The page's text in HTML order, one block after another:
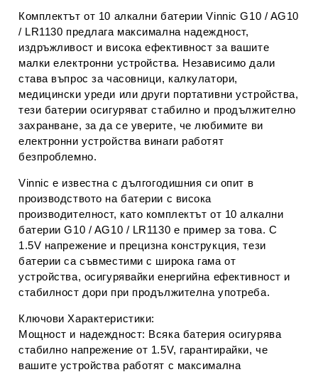
Комплектът от 10 алкални батерииVinnic G10 / AG10
/ LR1130 предлага максимална надеждност,
издръжливост и висока ефективност за вашите
малки електронни устройства. Независимо дали
става въпрос за часовници, калкулатори,
медицински уреди или други портативни устройства,
тези батерии осигуряват стабилно и продължително
захранване, за да се уверите, че любимите ви
електронни устройства винаги работят
безпроблемно.
Vinnic е известна с дългогодишния си опит в
производството на батерии с висока
производителност, като комплектът от 10 алкални
батерии G10 / AG10 / LR1130 е пример за това. С
1.5V напрежение и прецизна конструкция, тези
батерии са съвместими с широка гама от
устройства, осигурявайки енергийна ефективност и
стабилност дори при продължителна употреба.
Ключови Характеристики:
Мощност и надеждност: Всяка батерия осигурява
стабилно напрежение от 1.5V, гарантирайки, че
вашите устройства работят с максимална